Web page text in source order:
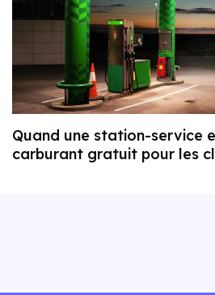
Quand une station-service
carburant gratuit pour les